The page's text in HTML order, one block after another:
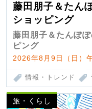
藤田朋子＆たん
ショッピング
藤田朋子＆たんぽ
ピング
2026年8月9日（日）
情報・トレンド
旅・くらし